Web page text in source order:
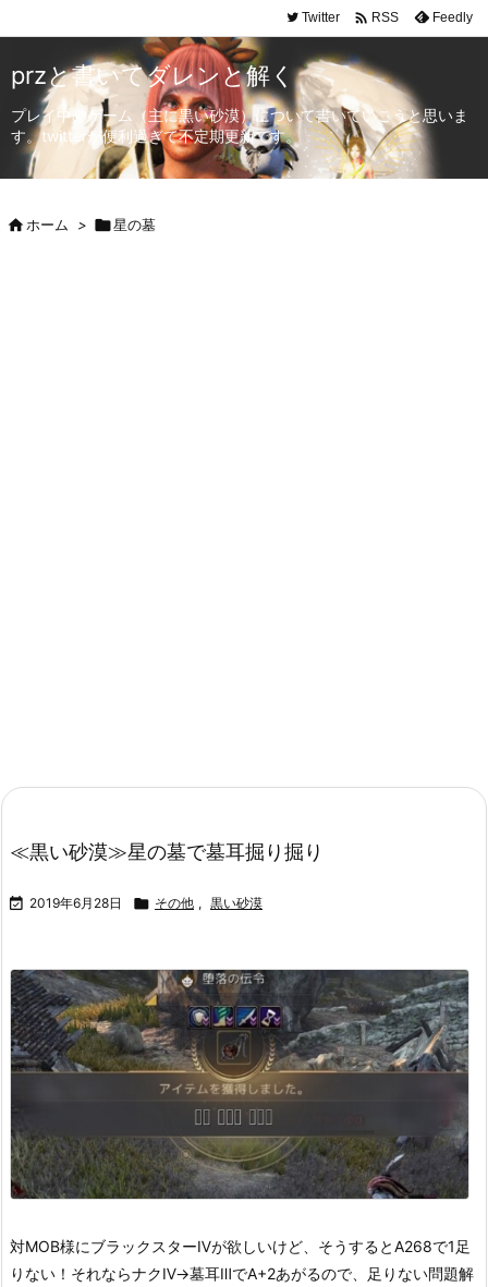
Twitter  RSS Feedly
przと書いてダレンと解く
プレイ中のゲーム（主に黒い砂漠）について書いていこうと思いま
す。twitterが便利過ぎて不定期更新です。
ホーム > 星の墓
≪黒い砂漠≫星の墓で墓耳掘り掘り
 2019年6月28日  その他 , 黒い砂漠
対MOB様にブラックスターⅣが欲しいけど、そうするとA268で1足
りない！ それならナクⅣ→墓耳ⅢでA+2あがるので、足りない問題解